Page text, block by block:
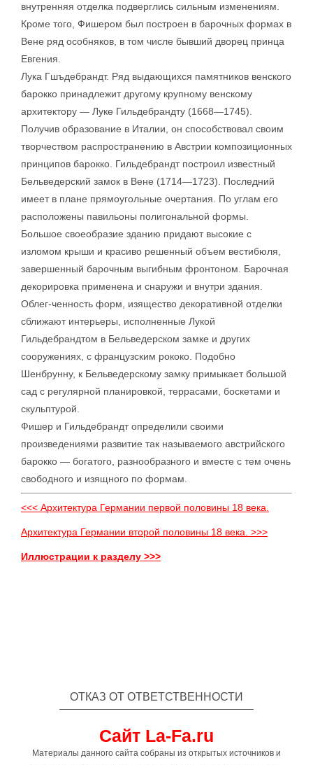
внутренняя отделка подверглись сильным изменениям.
Кроме того, Фишером был построен в барочных формах в
Вене ряд особняков, в том числе бывший дворец принца
Евгения.
Лука Гшъдебрандт. Ряд выдающихся памятников венского
барокко принадлежит другому крупному венскому
архитектору — Луке Гильдебрандту (1668—1745).
Получив образование в Италии, он способствовал своим
творчеством распространению в Австрии композиционных
принципов барокко. Гильдебрандт построил известный
Бельведерский замок в Вене (1714—1723). Последний
имеет в плане прямоугольные очертания. По углам его
расположены павильоны полигональной формы.
Большое своеобразие зданию придают высокие с
изломом крыши и красиво решенный объем вестибюля,
завершенный барочным выгибным фронтоном. Барочная
декорировка применена и снаружи и внутри здания.
Облег-ченность форм, изящество декоративной отделки
сближают интерьеры, исполненные Лукой
Гильдебрандтом в Бельведерском замке и других
сооружениях, с французским рококо. Подобно
Шенбрунну, к Бельведерскому замку примыкает большой
сад с регулярной планировкой, террасами, боскетами и
скульптурой.
Фишер и Гильдебрандт определили своими
произведениями развитие так называемого австрийского
барокко — богатого, разнообразного и вместе с тем очень
свободного и изящного по формам.
<<< Архитектура Германии первой половины 18 века.
Архитектура Германии второй половины 18 века. >>>
Иллюстрации к разделу >>>
ОТКАЗ ОТ ОТВЕТСТВЕННОСТИ
Сайт La-Fa.ru
Материалы данного сайта собраны из открытых источников и